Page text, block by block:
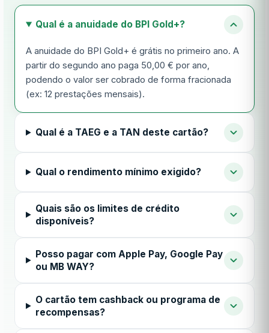
Qual é a anuidade do BPI Gold+?
A anuidade do BPI Gold+ é grátis no primeiro ano. A
partir do segundo ano paga 50,00 € por ano,
podendo o valor ser cobrado de forma fracionada
(ex: 12 prestações mensais).
Qual é a TAEG e a TAN deste cartão?
Qual o rendimento mínimo exigido?
Quais são os limites de crédito
disponíveis?
Posso pagar com Apple Pay, Google Pay
ou MB WAY?
O cartão tem cashback ou programa de
recompensas?